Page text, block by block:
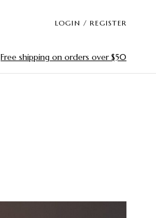
LOGIN / REGISTER
Free shipping on orders over $50